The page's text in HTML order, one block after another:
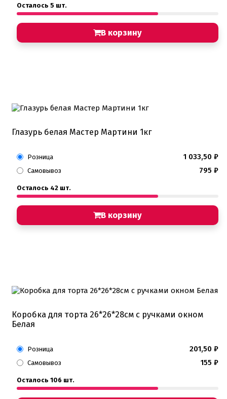
Осталось 5 шт.
В корзину
Глазурь белая Мастер Мартини 1кг
Розница 1 033,50 ₽
Самовывоз 795 ₽
Осталось 42 шт.
В корзину
Коробка для торта 26*26*28см с ручками окном
Белая
Розница 201,50 ₽
Самовывоз 155 ₽
Осталось 106 шт.